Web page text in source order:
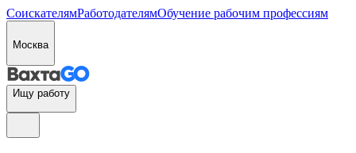
СоискателямРаботодателямОбучение рабочим профессиям
Москва
Ищу работу